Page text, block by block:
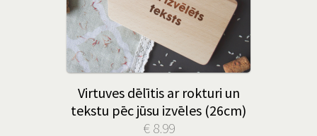
Virtuves dēlītis ar rokturi un
tekstu pēc jūsu izvēles (26cm)
€ 8.99